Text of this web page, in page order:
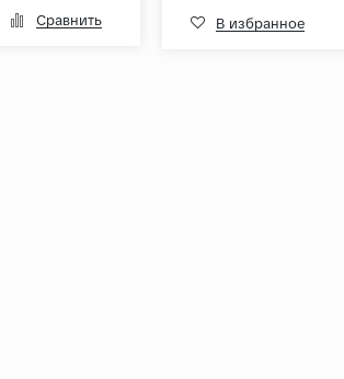
Сравнить В избранное